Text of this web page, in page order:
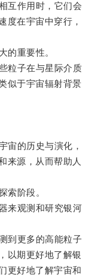
作用时，它们会
度在宇宙中穿行，
重要性。
子在与星际介质
似于宇宙辐射背景
的历史与演化，
来源，从而帮助人
阶段。
观测和研究银河
更多的高能粒子
以期更好地了解银
更好地了解宇宙和